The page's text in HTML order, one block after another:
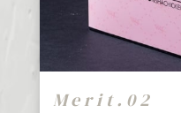
Merit.02